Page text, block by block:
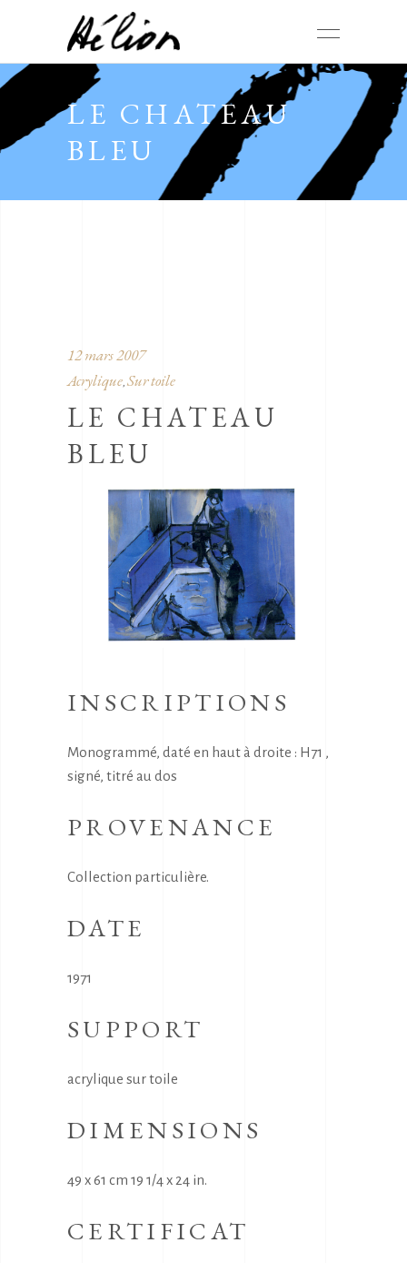
LE CHATEAU
BLEU
12 mars 2007
Acrylique, Sur toile
LE CHATEAU
BLEU
INSCRIPTIONS
Monogrammé, daté en haut à droite : H71 ,
signé, titré au dos
PROVENANCE
Collection particulière.
DATE
1971
SUPPORT
acrylique sur toile
DIMENSIONS
49 x 61 cm 19 1/4 x 24 in.
CERTIFICAT